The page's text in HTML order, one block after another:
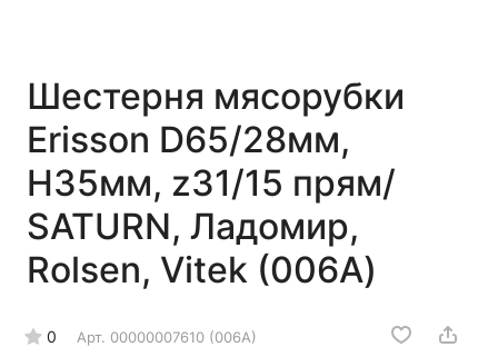
Шестерня мясорубки
Erisson D65/28мм,
H35мм, z31/15 прям/
SATURN, Ладомир,
Rolsen, Vitek (006А)
0 Арт. 00000007610 (006А)